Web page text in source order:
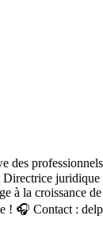
des
à la croissance
! 🎧 Contact :